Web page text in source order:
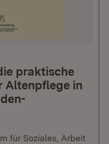
praktische
Altenpflege in
für Soziales, Arbeit